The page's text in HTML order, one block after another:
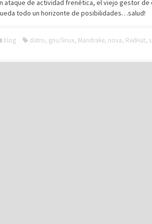
ataque de actividad frenética, el viejo gestor
todo un horizonte de posibilidades…salud!
blog distro, gnu/linux, Mandrake, nova, RedHat,